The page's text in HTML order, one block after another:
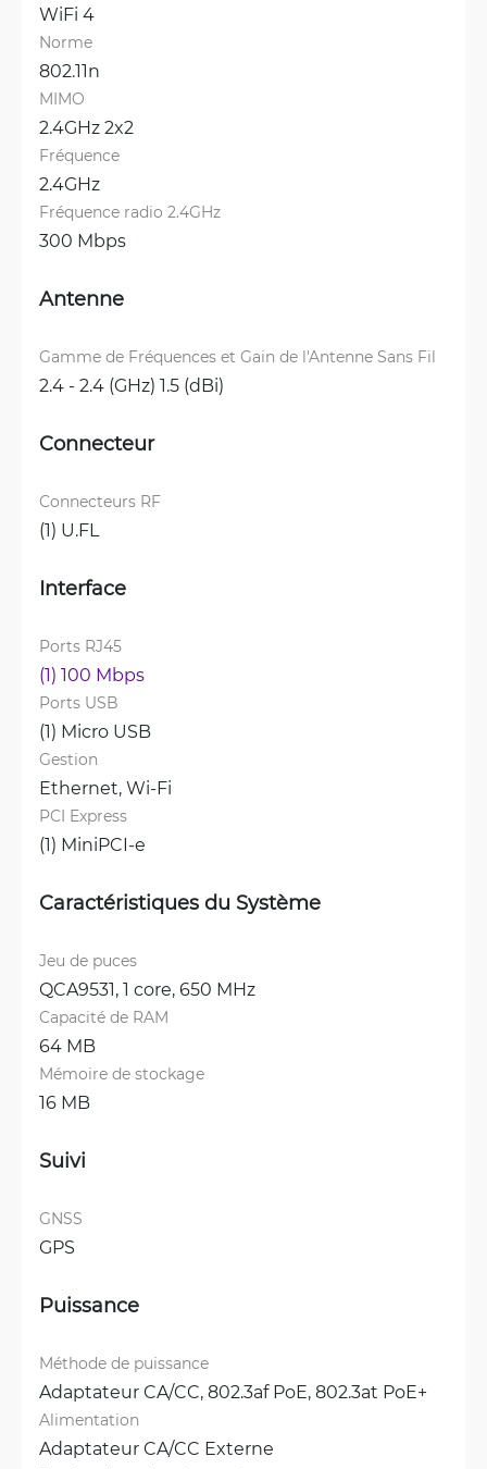
WiFi 4
Norme
802.11n
MIMO
2.4GHz 2x2
Fréquence
2.4GHz
Fréquence radio 2.4GHz
300 Mbps
Antenne
Gamme de Fréquences et Gain de l'Antenne Sans Fil
2.4 - 2.4 (GHz) 1.5 (dBi)
Connecteur
Connecteurs RF
(1) U.FL
Interface
Ports RJ45
(1) 100 Mbps
Ports USB
(1) Micro USB
Gestion
Ethernet, Wi-Fi
PCI Express
(1) MiniPCI-e
Caractéristiques du Système
Jeu de puces
QCA9531, 1 core, 650 MHz
Capacité de RAM
64 MB
Mémoire de stockage
16 MB
Suivi
GNSS
GPS
Puissance
Méthode de puissance
Adaptateur CA/CC, 802.3af PoE, 802.3at PoE+
Alimentation
Adaptateur CA/CC Externe